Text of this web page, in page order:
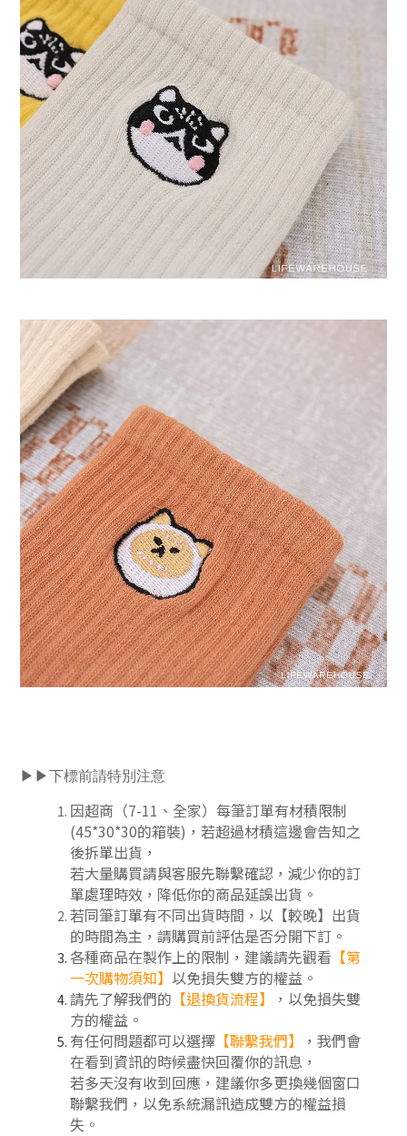
▶▶下標前請特別注意
因超商（7-11、全家）每筆訂單有材積限制
(45*30*30的箱裝)，若超過材積這邊會告知之
後拆單出貨，
若大量購買請與客服先聯繫確認，減少你的訂
單處理時效，降低你的商品延誤出貨。
若同筆訂單有不同出貨時間，以【較晚】出貨
的時間為主，請購買前評估是否分開下訂 。
各種商品在製作上的限制，建議請先觀看 【第
一次購物須知】 以免損失雙方的權益。
請先了解我們的 【退換貨流程】
，以免損失雙
方的權益。
有任何問題都可以選擇 【聯繫我們】
，我們會
在看到資訊的時候盡快回覆你的訊息，
若多天沒有收到回應，建議你多更換幾個窗口
聯繫我們，以免系統漏訊造成雙方的權益損
失。